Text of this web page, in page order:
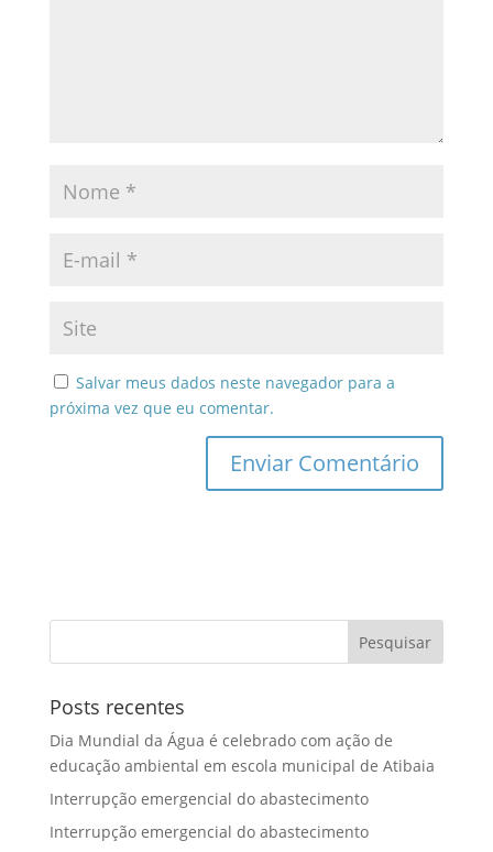
Salvar meus dados neste navegador para a
próxima vez que eu comentar.
Posts recentes
Dia Mundial da Água é celebrado com ação de
educação ambiental em escola municipal de Atibaia
Interrupção emergencial do abastecimento
Interrupção emergencial do abastecimento